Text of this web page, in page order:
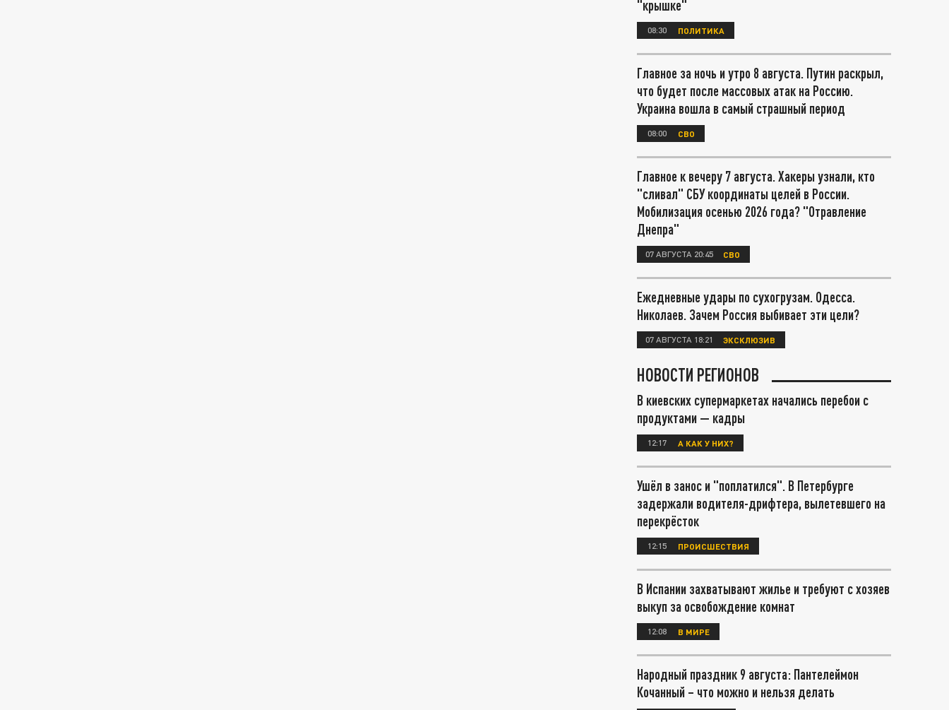
"крышке"
08:30 ПОЛИТИКА
Главное за ночь и утро 8 августа. Путин раскрыл,
что будет после массовых атак на Россию.
Украина вошла в самый страшный период
08:00 СВО
Главное к вечеру 7 августа. Хакеры узнали, кто
"сливал" СБУ координаты целей в России.
Мобилизация осенью 2026 года? "Отравление
Днепра"
07 АВГУСТА 20:45 СВО
Ежедневные удары по сухогрузам. Одесса.
Николаев. Зачем Россия выбивает эти цели?
07 АВГУСТА 18:21 ЭКСКЛЮЗИВ
НОВОСТИ РЕГИОНОВ
В киевских супермаркетах начались перебои с
продуктами — кадры
12:17 А КАК У НИХ?
Ушёл в занос и "поплатился". В Петербурге
задержали водителя-дрифтера, вылетевшего на
перекрёсток
12:15 ПРОИСШЕСТВИЯ
В Испании захватывают жилье и требуют с хозяев
выкуп за освобождение комнат
12:08 В МИРЕ
Народный праздник 9 августа: Пантелеймон
Кочанный – что можно и нельзя делать